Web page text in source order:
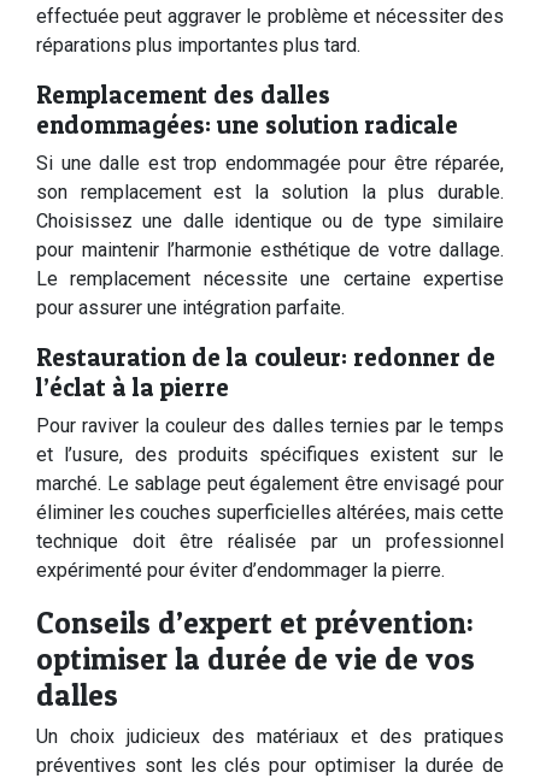
effectuée peut aggraver le problème et nécessiter des
réparations plus importantes plus tard.
Remplacement des dalles
endommagées: une solution radicale
Si une dalle est trop endommagée pour être réparée,
son remplacement est la solution la plus durable.
Choisissez une dalle identique ou de type similaire
pour maintenir l’harmonie esthétique de votre dallage.
Le remplacement nécessite une certaine expertise
pour assurer une intégration parfaite.
Restauration de la couleur: redonner de
l’éclat à la pierre
Pour raviver la couleur des dalles ternies par le temps
et l’usure, des produits spécifiques existent sur le
marché. Le sablage peut également être envisagé pour
éliminer les couches superficielles altérées, mais cette
technique doit être réalisée par un professionnel
expérimenté pour éviter d’endommager la pierre.
Conseils d’expert et prévention:
optimiser la durée de vie de vos
dalles
Un choix judicieux des matériaux et des pratiques
préventives sont les clés pour optimiser la durée de